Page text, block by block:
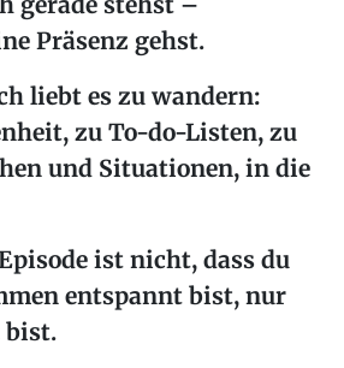
Präsenz gehst.
liebt es zu wandern:
zu To-do-Listen, zu
und Situationen, in die
ist nicht, dass du
entspannt bist, nur
bist.